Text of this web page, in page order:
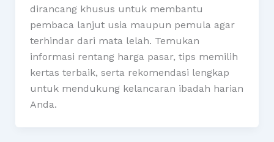
dirancang khusus untuk membantu
pembaca lanjut usia maupun pemula agar
terhindar dari mata lelah. Temukan
informasi rentang harga pasar, tips memilih
kertas terbaik, serta rekomendasi lengkap
untuk mendukung kelancaran ibadah harian
Anda.